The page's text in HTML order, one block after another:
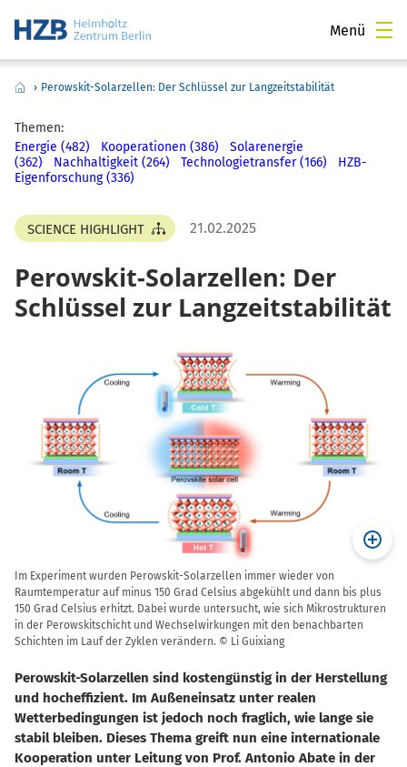
Menü
› Perowskit-Solarzellen: Der Schlüssel zur Langzeitstabilität
Themen:
Energie (482)
Kooperationen (386)
Solarenergie
(362)
Nachhaltigkeit (264) Technologietransfer (166)
HZB-
Eigenforschung (336)
SCIENCE HIGHLIGHT 21.02.2025
Perowskit-Solarzellen: Der
Schlüssel zur Langzeitstabilität
Im Experiment wurden Perowskit-Solarzellen immer wieder von
Raumtemperatur auf minus 150 Grad Celsius abgekühlt und dann bis plus
150 Grad Celsius erhitzt. Dabei wurde untersucht, wie sich Mikrostrukturen
in der Perowskitschicht und Wechselwirkungen mit den benachbarten
Schichten im Lauf der Zyklen verändern. © Li Guixiang
Perowskit-Solarzellen sind kostengünstig in der Herstellung
und hocheffizient. Im Außeneinsatz unter realen
Wetterbedingungen ist jedoch noch fraglich, wie lange sie
stabil bleiben. Dieses Thema greift nun eine internationale
Kooperation unter Leitung von Prof. Antonio Abate in der